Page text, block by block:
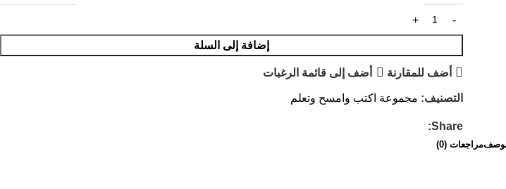
إضافة إلى السلة
أضف للمقارنة أضف إلى قائمة الرغبات
التصنيف: مجموعة اكتب وامسح وتعلم
Share:
مراجعات (0)